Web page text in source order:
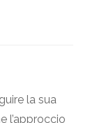
la sua
l’approccio